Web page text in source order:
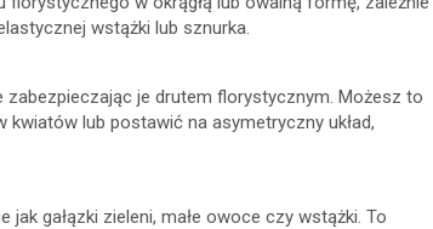
wstążki lub sznurka.
je drutem florystycznym. Możesz to
lub postawić na asymetryczny układ,
gałązki zieleni, małe owoce czy wstążki. To